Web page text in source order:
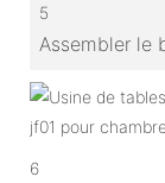
5
Assembler le
6